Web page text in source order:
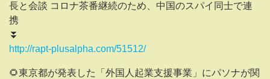
長と会談 コロナ茶番継続のため、中国のスパイ同士で連
携
⏬
http://rapt-plusalpha.com/51512/
🌻東京都が発表した「外国人起業支援事業」にパソナが関